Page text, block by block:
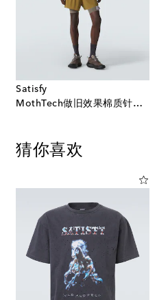
Satisfy
MothTech做旧效果棉质针织T恤
猜你喜欢